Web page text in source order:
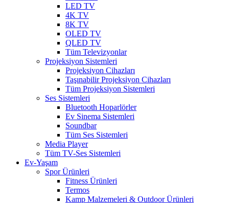
LED TV
4K TV
8K TV
OLED TV
QLED TV
Tüm Televizyonlar
Projeksiyon Sistemleri
Projeksiyon Cihazları
Taşınabilir Projeksiyon Cihazları
Tüm Projeksiyon Sistemleri
Ses Sistemleri
Bluetooth Hoparlörler
Ev Sinema Sistemleri
Soundbar
Tüm Ses Sistemleri
Media Player
Tüm TV-Ses Sistemleri
Ev-Yaşam
Spor Ürünleri
Fitness Ürünleri
Termos
Kamp Malzemeleri & Outdoor Ürünleri